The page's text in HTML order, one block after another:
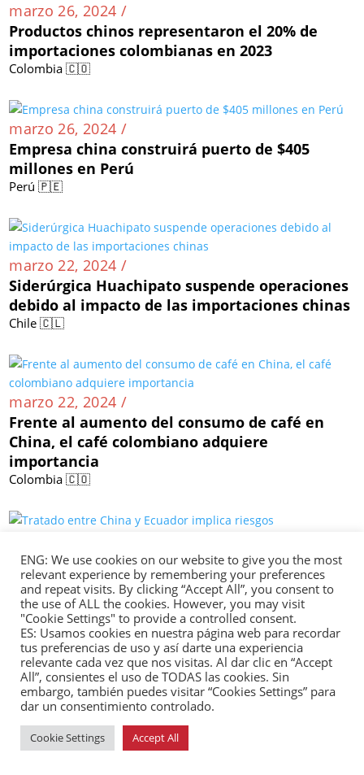
marzo 26, 2024 /
Productos chinos representaron el 20% de
importaciones colombianas en 2023
Colombia 🇨🇴
marzo 26, 2024 /
Empresa china construirá puerto de $405
millones en Perú
Perú 🇵🇪
marzo 22, 2024 /
Siderúrgica Huachipato suspende operaciones
debido al impacto de las importaciones chinas
Chile 🇨🇱
marzo 22, 2024 /
Frente al aumento del consumo de café en
China, el café colombiano adquiere
importancia
Colombia 🇨🇴
marzo 22, 2024 /
Tratado entre China y Ecuador implica riesgos
medioambientales
Ecuador 🇪🇨
marzo 21, 2024 /
Director de la CIA visita Argentina para
dialogar sobre presencia china en el país
Argentina 🇦🇷
ENG: We use cookies on our website to give you the most
relevant experience by remembering your preferences
and repeat visits. By clicking “Accept All”, you consent to
the use of ALL the cookies. However, you may visit
"Cookie Settings" to provide a controlled consent.
ES: Usamos cookies en nuestra página web para recordar
tus preferencias de uso y así darte una experiencia
relevante cada vez que nos visitas. Al dar clic en “Accept
All”, consientes el uso de TODAS las cookies. Sin
embargo, también puedes visitar “Cookies Settings” para
dar un consentimiento controlado.
Cookie Settings Accept All